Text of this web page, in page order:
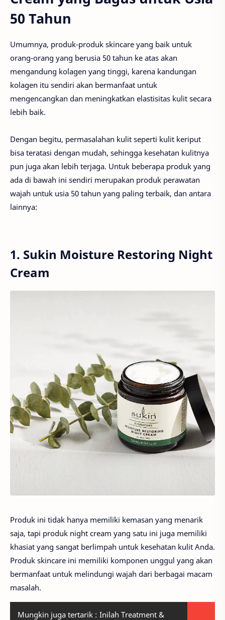
50 Tahun
Umumnya, produk-produk skincare yang baik untuk
orang-orang yang berusia 50 tahun ke atas akan
mengandung kolagen yang tinggi, karena kandungan
kolagen itu sendiri akan bermanfaat untuk
mengencangkan dan meningkatkan elastisitas kulit secara
lebih baik.
Dengan begitu, permasalahan kulit seperti kulit keriput
bisa teratasi dengan mudah, sehingga kesehatan kulitnya
pun juga akan lebih terjaga. Untuk beberapa produk yang
ada di bawah ini sendiri merupakan produk perawatan
wajah untuk usia 50 tahun yang paling terbaik, dan antara
lainnya:
1. Sukin Moisture Restoring Night
Cream
Produk ini tidak hanya memiliki kemasan yang menarik
saja, tapi produk night cream yang satu ini juga memiliki
khasiat yang sangat berlimpah untuk kesehatan kulit Anda.
Produk skincare ini memiliki komponen unggul yang akan
bermanfaat untuk melindungi wajah dari berbagai macam
masalah.
Mungkin juga tertarik : Inilah Treatment &